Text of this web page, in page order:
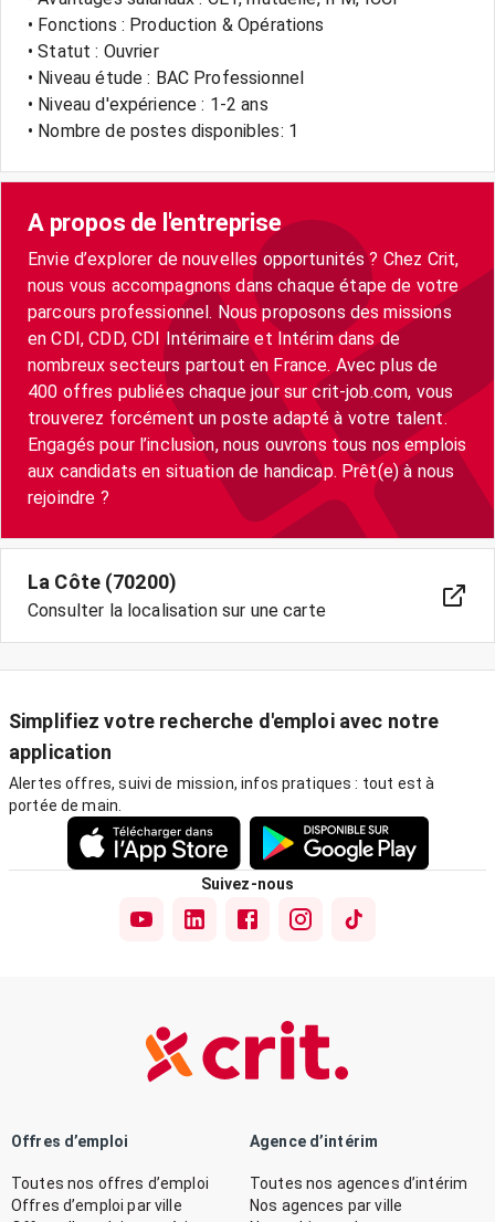
• Fonctions : Production & Opérations
• Statut : Ouvrier
• Niveau étude : BAC Professionnel
• Niveau d'expérience : 1-2 ans
• Nombre de postes disponibles: 1
A propos de l'entreprise
Envie d’explorer de nouvelles opportunités ? Chez Crit,
nous vous accompagnons dans chaque étape de votre
parcours professionnel. Nous proposons des missions
en CDI, CDD, CDI Intérimaire et Intérim dans de
nombreux secteurs partout en France. Avec plus de
400 offres publiées chaque jour sur crit-job.com, vous
trouverez forcément un poste adapté à votre talent.
Engagés pour l’inclusion, nous ouvrons tous nos emplois
aux candidats en situation de handicap. Prêt(e) à nous
rejoindre ?
La Côte (70200)
Consulter la localisation sur une carte
Simplifiez votre recherche d'emploi avec notre
application
Alertes offres, suivi de mission, infos pratiques : tout est à
portée de main.
Suivez-nous
Offres d’emploi
Toutes nos offres d’emploi
Offres d’emploi par ville
Agence d’intérim
Toutes nos agences d’intérim
Nos agences par ville